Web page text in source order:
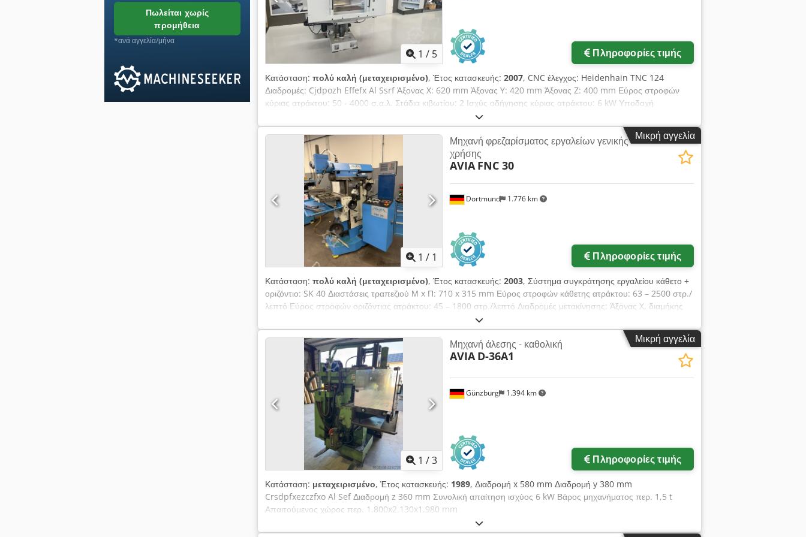
πωλείται χωρίς
προμήθεια
*ανά αγγελία/μήνα
1 / 5 Πληροφορίες τιμής
Κατάσταση: πολύ καλή (μεταχειρισμένο), Έτος κατασκευής: 2007, CNC έλεγχος: Heidenhain TNC 124
Διαδρομές: Cjdpozh Effefx Al Ssrf Άξονας X: 620 mm Άξονας Y: 420 mm Άξονας Z: 400 mm Εύρος στροφών
κύριας ατράκτου: 50 - 4000 σ.α.λ. Στάδια κιβωτίου: 2 Ισχύς οδήγησης κύριας ατράκτου: 6 kW Υποδοχή
εργαλείου: ISO 40 Δύναμη σύσφιξης: 10 kN Κεφαλή ατράκτου: χειροκίνητα περιστρεφόμενη ±45° Μέγ. διάμετρος
εργαλείου: 125 mm Μέγ. βάρος εργαλείου: 6 kg Επιφάνεια τραπεζιού: 400 x 800 mm T-υποδοχές: 5 x 14 x 80
mm Μέγ. φορτίο τραπεζιού: 400 kg Ταχύτητα προώθησης X / Y: 0 – 6000 mm/λεπτό Ταχύτητα προώθησης Z: 0
– 4000 mm/λεπτό Ταχύτητα ταχείας X / Y: 6000 mm/λεπτό Ταχύτητα ταχείας Z: 4000 mm/λεπτό Συνολική ισχύς:
10 kW Διαστάσεις Μ x Π x Υ: 2850 x 3350 x 2000 mm Βάρος μηχανήματος: 2100 kg
Μικρή αγγελία
1 / 1
Dortmund 1.776 km
Μηχανή φρεζαρίσματος εργαλείων γενικής
χρήσης
AVIA FNC 30
Πληροφορίες τιμής
Κατάσταση: πολύ καλή (μεταχειρισμένο), Έτος κατασκευής: 2003, Σύστημα συγκράτησης εργαλείου κάθετο +
οριζόντιο: SK 40 Διαστάσεις τραπεζιού Μ x Π: 710 x 315 mm Εύρος στροφών κάθετης ατράκτου: 63 – 2500 στρ./
λεπτό Εύρος στροφών οριζόντιας ατράκτου: 45 – 1800 στρ./λεπτό Διαδρομές μετακίνησης: Άξονας X, διαμήκης
μετατόπιση, αυτόματο / χειροκίνητο: 400 / 420 mm Άξονας Y, εγκάρσια μετατόπιση, αυτόματο / χειροκίνητο: 220
/ 228 mm + εγκάρσια δοκός 375 mm Άξονας Z, κάθετη μετατόπιση, αυτόματο / χειροκίνητο: 350 / 380 mm
Μετακίνηση τραβέρσας χειροκίνητα κάθετα: 80 mm Διαστάσεις μηχανήματος περ.: 1550 x 1620 x 1850 mm
Βάρος μηχανήματος περ.: 1300 kg Siegfried Volz Werkzeugmaschinen Rüschebrinkstr. 151-153 Crjdpfx
Aeziutzel Sjf DE - 44143 Dortmund - Wambel / Γερμανία
Μικρή αγγελία
1 /3
Günzburg 1.394 km
Μηχανή άλεσης - καθολική
AVIA D-36A1
Πληροφορίες τιμής
Κατάσταση: μεταχειρισμένο, Έτος κατασκευής: 1989, Διαδρομή x 580 mm Διαδρομή y 380 mm
Crsdpfxezczfxo Al Sef Διαδρομή z 360 mm Συνολική απαίτηση ισχύος 6 kW Βάρος μηχανήματος περ. 1,5 t
Απαιτούμενος χώρος περ. 1.800x2.130x1.980 mm